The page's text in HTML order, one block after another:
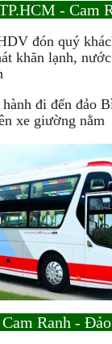
- Cam
đón quý
khăn lạnh,
đi đến đảo
xe giường nằm
Ranh -